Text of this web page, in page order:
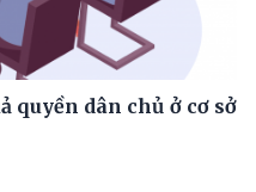
quyền dân chủ ở cơ sở